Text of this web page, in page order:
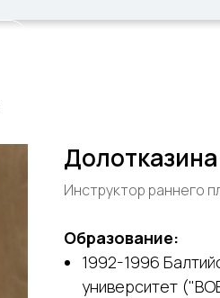
Инструктор раннего
Образование:
1992-1996
университет